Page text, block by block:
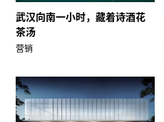
武汉向南一小时，藏着诗酒花
茶汤
营销